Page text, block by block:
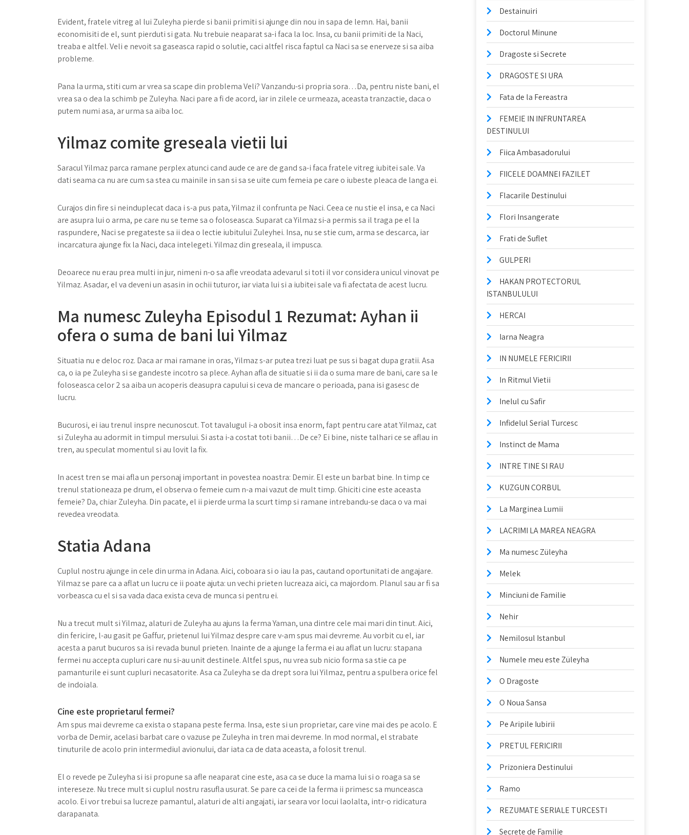
Evident, fratele vitreg al lui Zuleyha pierde si banii primiti si ajunge din nou in sapa de lemn. Hai, banii
economisiti de el, sunt pierduti si gata. Nu trebuie neaparat sa-i faca la loc. Insa, cu banii primiti de la Naci,
treaba e altfel. Veli e nevoit sa gaseasca rapid o solutie, caci altfel risca faptul ca Naci sa se enerveze si sa aiba
probleme.
Pana la urma, stiti cum ar vrea sa scape din problema Veli? Vanzandu-si propria sora…Da, pentru niste bani, el
vrea sa o dea la schimb pe Zuleyha. Naci pare a fi de acord, iar in zilele ce urmeaza, aceasta tranzactie, daca o
putem numi asa, ar urma sa aiba loc.
Yilmaz comite greseala vietii lui
Saracul Yilmaz parca ramane perplex atunci cand aude ce are de gand sa-i faca fratele vitreg iubitei sale. Va
dati seama ca nu are cum sa stea cu mainile in san si sa se uite cum femeia pe care o iubeste pleaca de langa ei.
Curajos din fire si neinduplecat daca i s-a pus pata, Yilmaz il confrunta pe Naci. Ceea ce nu stie el insa, e ca Naci
are asupra lui o arma, pe care nu se teme sa o foloseasca. Suparat ca Yilmaz si-a permis sa il traga pe el la
raspundere, Naci se pregateste sa ii dea o lectie iubitului Zuleyhei. Insa, nu se stie cum, arma se descarca, iar
incarcatura ajunge fix la Naci, daca intelegeti. Yilmaz din greseala, il impusca.
Deoarece nu erau prea multi in jur, nimeni n-o sa afle vreodata adevarul si toti il vor considera unicul vinovat pe
Yilmaz. Asadar, el va deveni un asasin in ochii tuturor, iar viata lui si a iubitei sale va fi afectata de acest lucru.
Ma numesc Zuleyha Episodul 1 Rezumat: Ayhan ii
ofera o suma de bani lui Yilmaz
Situatia nu e deloc roz. Daca ar mai ramane in oras, Yilmaz s-ar putea trezi luat pe sus si bagat dupa gratii. Asa
ca, o ia pe Zuleyha si se gandeste incotro sa plece. Ayhan afla de situatie si ii da o suma mare de bani, care sa le
foloseasca celor 2 sa aiba un acoperis deasupra capului si ceva de mancare o perioada, pana isi gasesc de
lucru.
Bucurosi, ei iau trenul inspre necunoscut. Tot tavalugul i-a obosit insa enorm, fapt pentru care atat Yilmaz, cat
si Zuleyha au adormit in timpul mersului. Si asta i-a costat toti banii…De ce? Ei bine, niste talhari ce se aflau in
tren, au speculat momentul si au lovit la fix.
In acest tren se mai afla un personaj important in povestea noastra: Demir. El este un barbat bine. In timp ce
trenul stationeaza pe drum, el observa o femeie cum n-a mai vazut de mult timp. Ghiciti cine este aceasta
femeie? Da, chiar Zuleyha. Din pacate, el ii pierde urma la scurt timp si ramane intrebandu-se daca o va mai
revedea vreodata.
Statia Adana
Cuplul nostru ajunge in cele din urma in Adana. Aici, coboara si o iau la pas, cautand oportunitati de angajare.
Yilmaz se pare ca a aflat un lucru ce ii poate ajuta: un vechi prieten lucreaza aici, ca majordom. Planul sau ar fi sa
vorbeasca cu el si sa vada daca exista ceva de munca si pentru ei.
Nu a trecut mult si Yilmaz, alaturi de Zuleyha au ajuns la ferma Yaman, una dintre cele mai mari din tinut. Aici,
din fericire, l-au gasit pe Gaffur, prietenul lui Yilmaz despre care v-am spus mai devreme. Au vorbit cu el, iar
acesta a parut bucuros sa isi revada bunul prieten. Inainte de a ajunge la ferma ei au aflat un lucru: stapana
fermei nu accepta cupluri care nu si-au unit destinele. Altfel spus, nu vrea sub nicio forma sa stie ca pe
pamanturile ei sunt cupluri necasatorite. Asa ca Zuleyha se da drept sora lui Yilmaz, pentru a spulbera orice fel
de indoiala.
Cine este proprietarul fermei?
Am spus mai devreme ca exista o stapana peste ferma. Insa, este si un proprietar, care vine mai des pe acolo. E
vorba de Demir, acelasi barbat care o vazuse pe Zuleyha in tren mai devreme. In mod normal, el strabate
tinuturile de acolo prin intermediul avionului, dar iata ca de data aceasta, a folosit trenul.
El o revede pe Zuleyha si isi propune sa afle neaparat cine este, asa ca se duce la mama lui si o roaga sa se
intereseze. Nu trece mult si cuplul nostru rasufla usurat. Se pare ca cei de la ferma ii primesc sa munceasca
acolo. Ei vor trebui sa lucreze pamantul, alaturi de alti angajati, iar seara vor locui laolalta, intr-o ridicatura
darapanata.
Destainuiri
Doctorul Minune
Dragoste si Secrete
DRAGOSTE SI URA
Fata de la Fereastra
FEMEIE IN INFRUNTAREA
DESTINULUI
Fiica Ambasadorului
FIICELE DOAMNEI FAZILET
Flacarile Destinului
Flori Insangerate
Frati de Suflet
GULPERI
HAKAN PROTECTORUL
ISTANBULULUI
HERCAI
Iarna Neagra
IN NUMELE FERICIRII
In Ritmul Vietii
Inelul cu Safir
Infidelul Serial Turcesc
Instinct de Mama
INTRE TINE SI RAU
KUZGUN CORBUL
La Marginea Lumii
LACRIMI LA MAREA NEAGRA
Ma numesc Züleyha
Melek
Minciuni de Familie
Nehir
Nemilosul Istanbul
Numele meu este Züleyha
O Dragoste
O Noua Sansa
Pe Aripile Iubirii
PRETUL FERICIRII
Prizoniera Destinului
Ramo
REZUMATE SERIALE TURCESTI
Secrete de Familie